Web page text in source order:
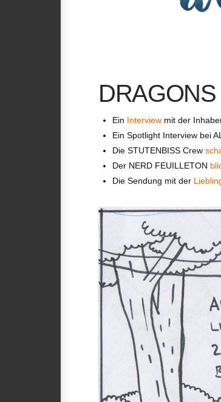
Ein Interview mit der
Ein Spotlight Interview bei
Die STUTENBISS Crew
Der NERD FEUILLETON
Die Sendung mit der